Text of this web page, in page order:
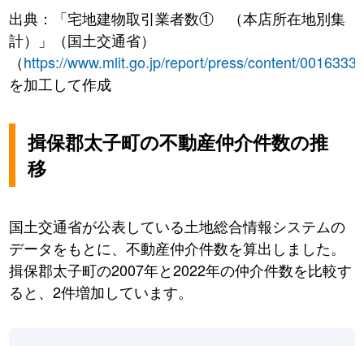
出典：「宅地建物取引業者数① （本店所在地別集
計）」（国土交通省）
（https://www.mlit.go.jp/report/press/content/
を加工して作成
揖保郡太子町の不動産仲介件数の推
移
国土交通省が公表している土地総合情報システムの
データをもとに、不動産仲介件数を算出しました。
揖保郡太子町の2007年と2022年の仲介件数を比較す
ると、2件増加しています。